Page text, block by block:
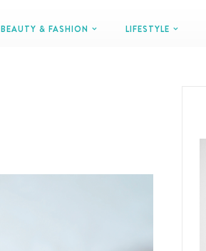
BEAUTY & FASHION LIFESTYLE